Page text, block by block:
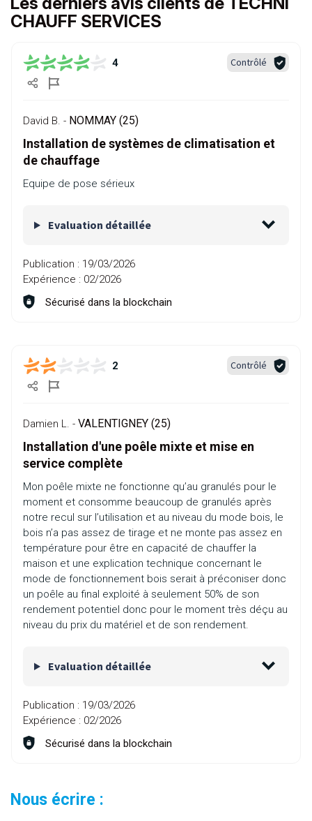
CHAUFF SERVICES
4 Contrôlé
David B. - NOMMAY (25)
Installation de systèmes de climatisation et
de chauffage
Equipe de pose sérieux
Evaluation détaillée
Publication : 19/03/2026
Expérience : 02/2026
Sécurisé dans la blockchain
2 Contrôlé
Damien L. - VALENTIGNEY (25)
Installation d'une poêle mixte et mise en
service complète
Mon poêle mixte ne fonctionne qu’au granulés pour le
moment et consomme beaucoup de granulés après
notre recul sur l’utilisation et au niveau du mode bois, le
bois n’a pas assez de tirage et ne monte pas assez en
température pour être en capacité de chauffer la
maison et une explication technique concernant le
mode de fonctionnement bois serait à préconiser donc
un poêle au final exploité à seulement 50% de son
rendement potentiel donc pour le moment très déçu au
niveau du prix du matériel et de son rendement.
Evaluation détaillée
Publication : 19/03/2026
Expérience : 02/2026
Sécurisé dans la blockchain
Nous écrire :